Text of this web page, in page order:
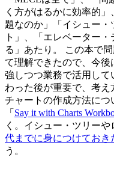
く方がはるかに効率的
題なのか」「イシュー
ト」、「エレベーター
る」あたり。 この本で
て理解できたので、今
強しつつ業務で活用し
わった後が重要で、考え
チャートの作成方法につ
「 Say it with Charts
く。イシュー・ツリー
代までに身につけてお
う。